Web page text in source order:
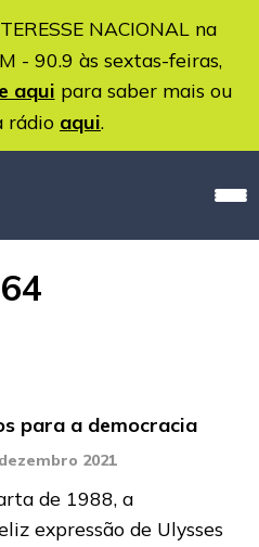
NACIONAL na
- 90.9 às sextas-feiras,
aqui para saber mais ou
rádio aqui.
para a democracia
2021
de 1988, a
expressão de Ulysses